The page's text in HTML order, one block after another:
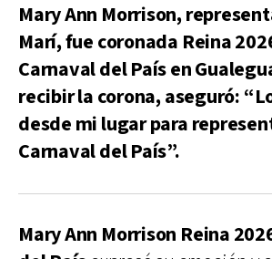
Mary Ann Morrison,
Marí, fue coronada Reina
Carnaval del País en
recibir la corona, aseguró:
desde mi lugar para
Carnaval del País”.
Mary Ann Morrison Reina